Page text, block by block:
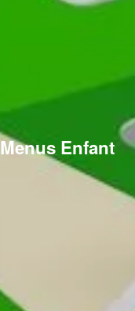
Menus Enfant